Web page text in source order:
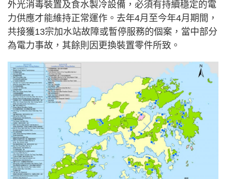
外光消毒裝置及食水製冷設備，必須有持續穩定的電
力供應才能維持正常運作。去年4月至今年4月期間，
共接獲13宗加水站故障或暫停服務的個案，當中部分
為電力事故，其餘則因更換裝置零件所致。